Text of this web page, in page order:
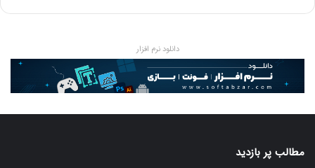
دانلود نرم افزار
مطالب پر بازدید